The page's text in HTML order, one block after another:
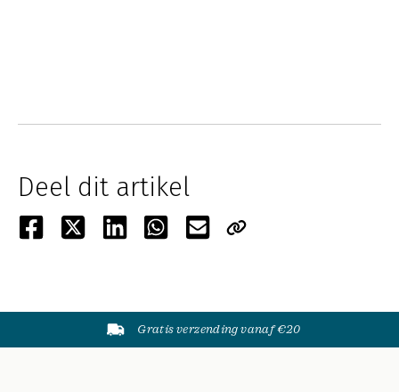
Deel dit artikel
Gratis verzending vanaf €20